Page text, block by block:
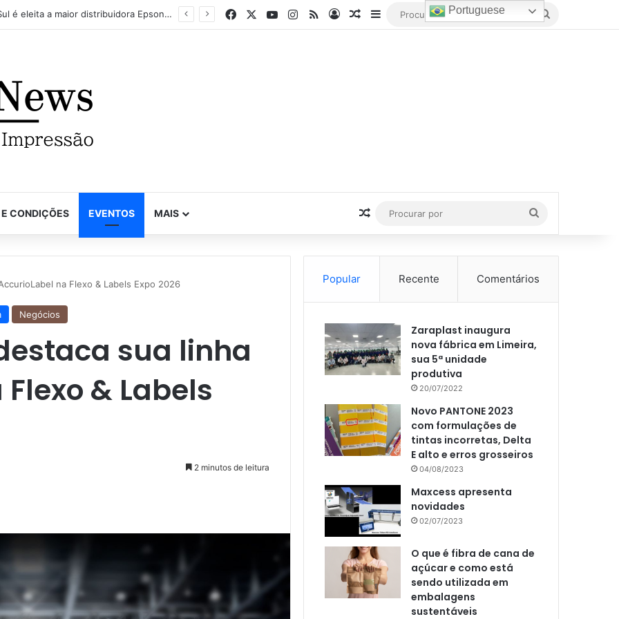
Mapel destaca versatilidade do poder da impressão na FuturePrint 2026 FacebookYouTubeInstagram
RSSEntrarArtigo aleatório
Barra Lateral
CONDIÇÕES EVENTOS MAIS Artigo aleatório
por
na Flexo & Labels Expo 2026
Negócios
sua linha
& Labels
2 minutos de leitura
Popular Recente Comentários
Zaraplast inaugura
nova fábrica em Limeira,
sua 5ª unidade
produtiva
20/07/2022
Novo PANTONE 2023
com formulações de
tintas incorretas, Delta
E alto e erros grosseiros
04/08/2023
Maxcess apresenta
novidades
02/07/2023
O que é fibra de cana de
açúcar e como está
sendo utilizada em
embalagens
sustentáveis
Portuguese